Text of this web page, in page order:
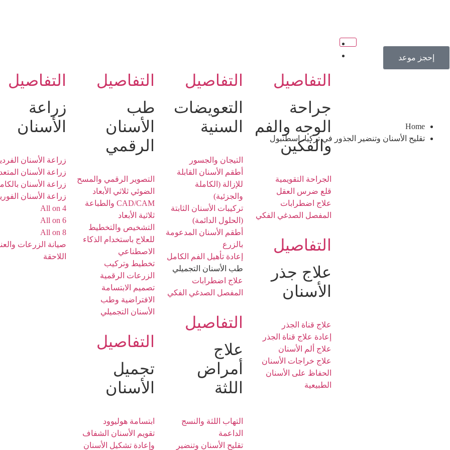
إحجز موعد
التفاصيل
جراحة
الوجه والفم
والفكين
الجراحة التقويمية
قلع ضرس العقل
علاج اضطرابات
المفصل الصدغي الفكي
التفاصيل
علاج جذر
الأسنان
علاج قناة الجذر
إعادة علاج قناة الجذر
علاج ألم الأسنان
علاج خراجات الأسنان
الحفاظ على الأسنان
الطبيعية
التفاصيل
التعويضات
السنية
التيجان والجسور
أطقم الأسنان القابلة
للإزالة (الكاملة
والجزئية)
تركيبات الأسنان الثابتة
(الحلول الدائمة)
أطقم الأسنان المدعومة
بالزرع
إعادة تأهيل الفم الكامل
طب الأسنان التجميلي
علاج اضطرابات
المفصل الصدغي الفكي
التفاصيل
علاج
أمراض
اللثة
التهاب اللثة والنسج
الداعمة
تقليح الأسنان وتنضير
التفاصيل
طب
الأسنان
الرقمي
التصوير الرقمي والمسح
الضوئي ثلاثي الأبعاد
CAD/CAM والطباعة
ثلاثية الأبعاد
التشخيص والتخطيط
للعلاج باستخدام الذكاء
الاصطناعي
تخطيط وتركيب
الزرعات الرقمية
تصميم الابتسامة
الافتراضية وطب
الأسنان التجميلي
التفاصيل
تجميل
الأسنان
ابتسامة هوليوود
تقويم الأسنان الشفاف
وإعادة تشكيل الأسنان
التفاصيل
زراعة
الأسنان
زراعة الأسنان
زراعة الأسنان
زراعة الأسنان
زراعة الأسنان
All on 4
All on 6
All on 8
صيانة الزرعات
اللاحقة
Home
تقليح الأسنان وتنضير الجذور في تركيا، اسطنبول